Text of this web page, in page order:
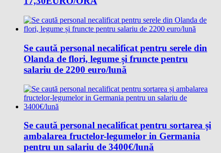
Se caută personal necalificat pentru serele din
Olanda de flori, legume și fruncte pentru
salariu de 2200 euro/lună
Se caută personal necalificat pentru sortarea și
ambalarea fructelor-legumelor in Germania
pentru un salariu de 3400€/lună